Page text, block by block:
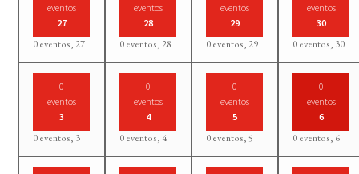
eventos
27
0 eventos,27
eventos
28
0 eventos,28
eventos
29
0 eventos,29
eventos
30
0 eventos, 30
0
eventos
3
0 eventos, 3
0
eventos
4
0 eventos, 4
0
eventos
5
0 eventos,5
0
eventos
6
0 eventos, 6